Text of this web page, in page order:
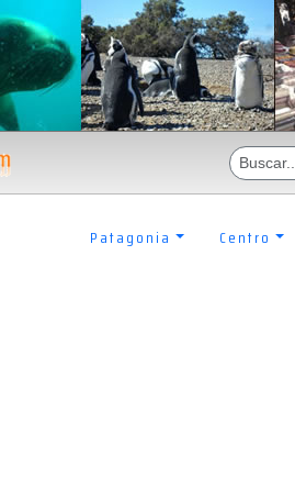
Patagonia Centro